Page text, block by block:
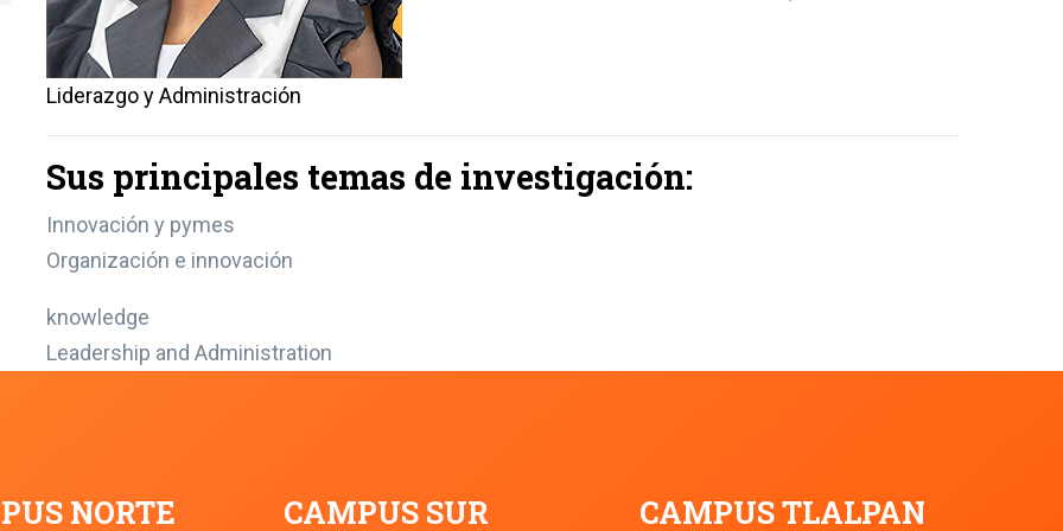
Liderazgo y Administración
Sus principales temas de investigación:
Innovación y pymes
Organización e innovación
knowledge
Leadership and Administration
NORTE CAMPUS SUR CAMPUS TLALPAN